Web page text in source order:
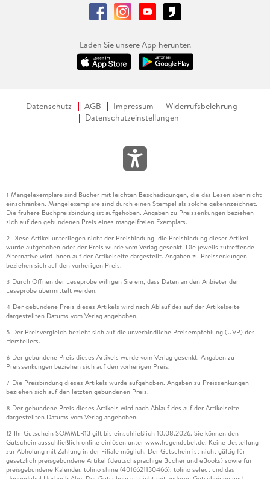
Laden Sie unsere App herunter.
Datenschutz AGB Impressum
Widerrufsbelehrung
Datenschutzeinstellungen
1 Mängelexemplare sind Bücher mit leichten Beschädigungen, die das Lesen aber nicht
einschränken. Mängelexemplare sind durch einen Stempel als solche gekennzeichnet.
Die frühere Buchpreisbindung ist aufgehoben. Angaben zu Preissenkungen beziehen
sich auf den gebundenen Preis eines mangelfreien Exemplars.
2 Diese Artikel unterliegen nicht der Preisbindung, die Preisbindung dieser Artikel
wurde aufgehoben oder der Preis wurde vom Verlag gesenkt. Die jeweils zutreffende
Alternative wird Ihnen auf der Artikelseite dargestellt. Angaben zu Preissenkungen
beziehen sich auf den vorherigen Preis.
3 Durch Öffnen der Leseprobe willigen Sie ein, dass Daten an den Anbieter der
Leseprobe übermittelt werden.
4 Der gebundene Preis dieses Artikels wird nach Ablauf des auf der Artikelseite
dargestellten Datums vom Verlag angehoben.
5 Der Preisvergleich bezieht sich auf die unverbindliche Preisempfehlung (UVP) des
Herstellers.
6 Der gebundene Preis dieses Artikels wurde vom Verlag gesenkt. Angaben zu
Preissenkungen beziehen sich auf den vorherigen Preis.
7 Die Preisbindung dieses Artikels wurde aufgehoben. Angaben zu Preissenkungen
beziehen sich auf den letzten gebundenen Preis.
8 Der gebundene Preis dieses Artikels wird nach Ablauf des auf der Artikelseite
dargestellten Datums vom Verlag angehoben.
12 Ihr Gutschein SOMMER13 gilt bis einschließlich 10.08.2026. Sie können den
Gutschein ausschließlich online einlösen unter www.hugendubel.de. Keine Bestellung
zur Abholung mit Zahlung in der Filiale möglich. Der Gutschein ist nicht gültig für
gesetzlich preisgebundene Artikel (deutschsprachige Bücher und eBooks) sowie für
preisgebundene Kalender, tolino shine (4016621130466), tolino select und das